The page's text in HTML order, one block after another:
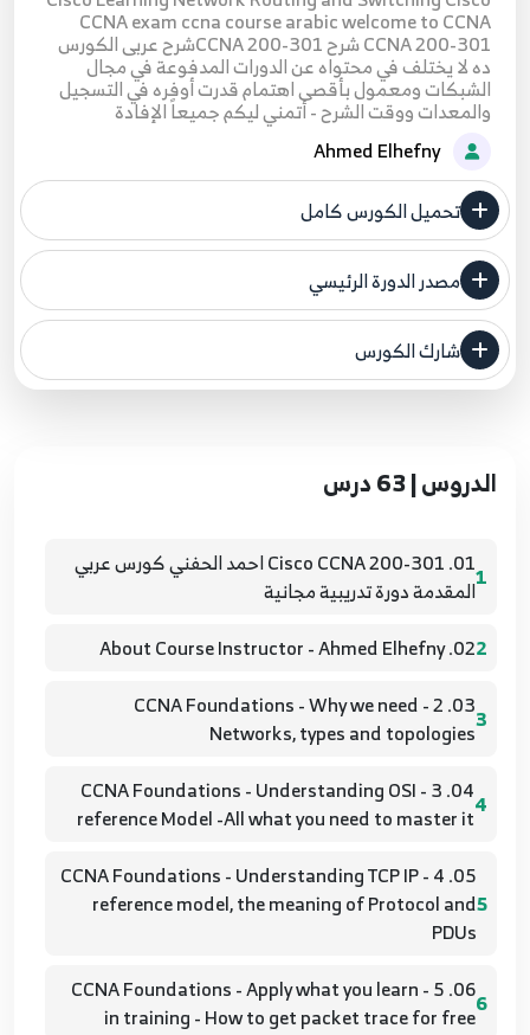
CCNA exam ccna course arabic welcome to CCNA
CCNA 200-301 شرح CCNA 200-301شرح عربى الكورس
ده لا يختلف في محتواه عن الدورات المدفوعة في مجال
الشبكات ومعمول بأقصى اهتمام قدرت أوفره في التسجيل
والمعدات ووقت الشرح - أتمني ليكم جميعاً الإفادة
Ahmed Elhefny
تحميل الكورس كامل
مصدر الدورة الرئيسي
فنحن لا ندعي ملكية أي دورة ولهذا نضع المصدر الأصلي لكم
شارك الكورس
الدروس | 63 درس
1
01. Cisco CCNA 200-301 احمد الحفني كورس عربي
المقدمة دورة تدريبية مجانية
2
02. About Course Instructor - Ahmed Elhefny
3
03. 2 - CCNA Foundations - Why we need
Networks, types and topologies
4
04. 3 - CCNA Foundations - Understanding OSI
reference Model -All what you need to master it
5
05. 4 - CCNA Foundations - Understanding TCP IP
reference model, the meaning of Protocol and
PDUs
6
06. 5 - CCNA Foundations - Apply what you learn
in training - How to get packet trace for free